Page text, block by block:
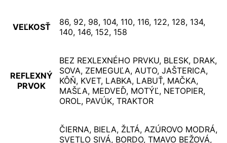
VEĽKOSŤ
86, 92, 98, 104, 110, 116, 122, 128, 134,
140, 146, 152, 158
REFLEXNÝ
PRVOK
BEZ REXLEXNÉHO PRVKU, BLESK, DRAK,
SOVA, ZEMEGUĽA, AUTO, JAŠTERICA,
KÔŇ, KVET, LABKA, LABUŤ, MAČKA,
MAŠĽA, MEDVEĎ, MOTÝĽ, NETOPIER,
OROL, PAVÚK, TRAKTOR
ČIERNA, BIELA, ŽLTÁ, AZÚROVO MODRÁ,
SVETLO SIVÁ, BORDO, TMAVO BEŽOVÁ,